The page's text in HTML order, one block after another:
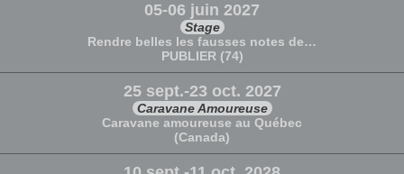
05-06 juin 2027
Stage
Rendre belles les fausses notes de…
PUBLIER (74)
25 sept.-23 oct. 2027
Caravane Amoureuse
Caravane amoureuse au Québec
(Canada)